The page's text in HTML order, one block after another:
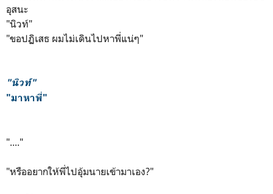
อุสนะ
"นิวท์"
"ขอปฏิเสธ ผมไม่เดินไปหาพี่แน่ๆ"
"นิวท์"
"มาหาพี่"
"...."
"หรืออยากให้พี่ไปอุ้มนายเข้ามาเอง?"